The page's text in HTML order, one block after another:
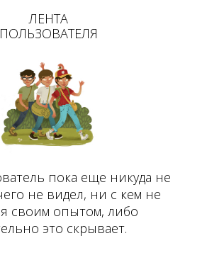
ЛЕНТА
ПОЛЬЗОВАТЕЛЯ
пока еще никуда не
не видел, ни с кем не
своим опытом, либо
это скрывает.